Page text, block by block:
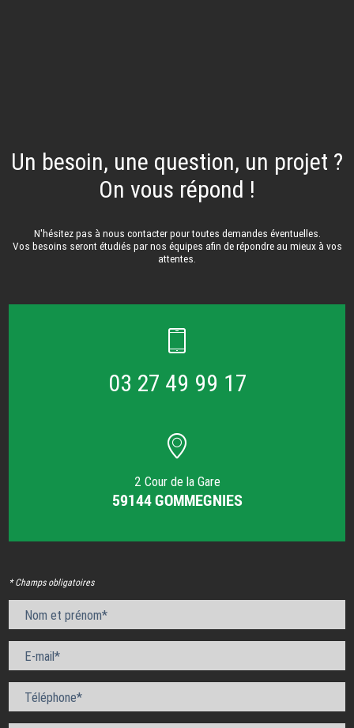
Un besoin, une question, un projet ?
On vous répond !
N'hésitez pas à nous contacter pour toutes demandes éventuelles.
Vos besoins seront étudiés par nos équipes afin de répondre au mieux à vos
attentes.
03 27 49 99 17
2 Cour de la Gare
59144 GOMMEGNIES
* Champs obligatoires
Nom et prénom*
E-mail*
Téléphone*